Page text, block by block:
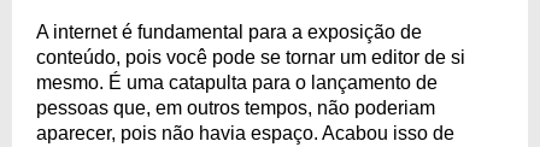
A internet é fundamental para a exposição de
conteúdo, pois você pode se tornar um editor de si
mesmo. É uma catapulta para o lançamento de
pessoas que, em outros tempos, não poderiam
aparecer, pois não havia espaço. Acabou isso de